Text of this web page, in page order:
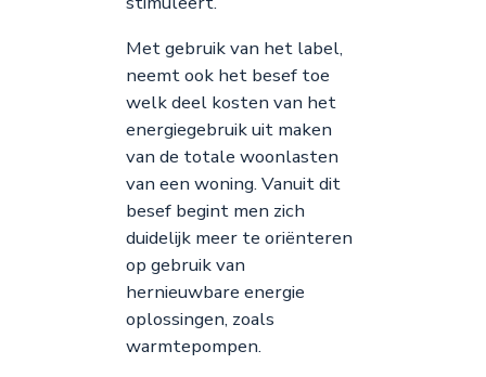
Met gebruik van het label,
neemt ook het besef toe
welk deel kosten van het
energiegebruik uit maken
van de totale woonlasten
van een woning. Vanuit dit
besef begint men zich
duidelijk meer te oriënteren
op gebruik van
hernieuwbare energie
oplossingen, zoals
warmtepompen.